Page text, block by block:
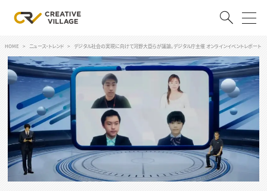
ログイン 会員登録
RECRUIT
クリエイター求人を探す
CREATIVE JOB求人検索
特集求人
採用説明会
HOME ニュース・トレンド デジタル社会の実現に向けて河野大臣らが議論。デジタル庁主催 オンラインイベントレポート